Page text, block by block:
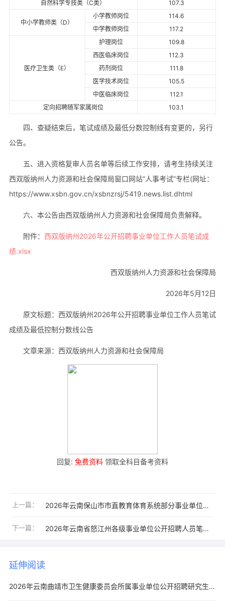
自然科学专技类（C类）
107.3
中小学教师类（D）
小学教师岗位
114.6
中学教师岗位
117.2
医疗卫生类（E）
护理岗位
109.8
西医临床岗位
112.3
药剂岗位
111.8
医学技术岗位
105.5
中医临床岗位
112.1
定向招聘随军家属岗位
103.1
四、查疑结束后，笔试成绩及最低分数控制线有变更的，另行
公告。
五、进入资格复审人员名单等后续工作安排，请考生持续关注
西双版纳州人力资源和社会保障局窗口网站“人事考试”专栏(网址：
https://www.xsbn.gov.cn/xsbnzrsj/5419.news.list.dhtml
六、本公告由西双版纳州人力资源和社会保障局负责解释。
附件： 西双版纳州2026年公开招聘事业单位工作人员笔试成
绩.xlsx
西双版纳州人力资源和社会保障局
2026年5月12日
原文标题：西双版纳州2026年公开招聘事业单位工作人员笔试
成绩及最低控制分数线公告
文章来源：西双版纳州人力资源和社会保障局
回复: 免费资料 领取全科目备考资料
上一篇： 2026年云南保山市市直教育体育系统部分事业单位校园招聘工作人员7人公告
下一篇： 2026年云南省怒江州各级事业单位公开招聘人员笔试成绩（含加分）公示
延伸阅读
2026年云南曲靖市卫生健康委员会所属事业单位公开招聘研究生30人公告